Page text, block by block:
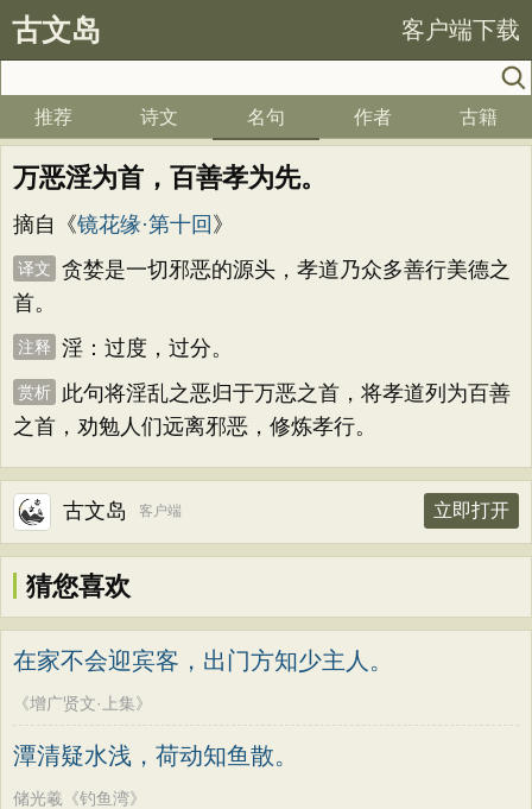
古文岛 客户端下载
推荐 诗文 名句 作者 古籍
万恶淫为首，百善孝为先。
摘自《镜花缘·第十回 》
译文
贪婪是一切邪恶的源头，孝道乃众多善行美德之
首。
注释 淫：过度，过分。
赏析
此句将淫乱之恶归于万恶之首，将孝道列为百善
之首，劝勉人们远离邪恶，修炼孝行。
古文岛 客户端 立即打开
猜您喜欢
在家不会迎宾客，出门方知少主人。
《增广贤文·上集》
潭清疑水浅，荷动知鱼散。
储光羲《钓鱼湾》